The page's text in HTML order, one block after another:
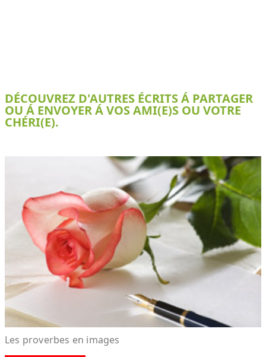
DÉCOUVREZ D'AUTRES ÉCRITS Á PARTAGER
OU Á ENVOYER Á VOS AMI(E)S OU VOTRE
CHÉRI(E).
Les proverbes en images